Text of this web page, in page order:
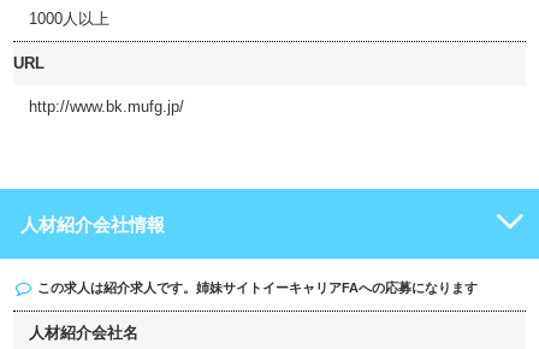
1000人以上
URL
http://www.bk.mufg.jp/
人材紹介会社情報
この求人は紹介求人です。姉妹サイト イーキャリアFAへの応募になります
人材紹介会社名